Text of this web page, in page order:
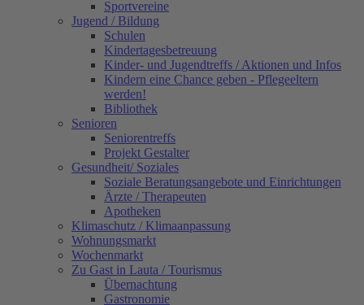
Sportvereine
Jugend / Bildung
Schulen
Kindertagesbetreuung
Kinder- und Jugendtreffs / Aktionen und Infos
Kindern eine Chance geben - Pflegeeltern
werden!
Bibliothek
Senioren
Seniorentreffs
Projekt Gestalter
Gesundheit/ Soziales
Soziale Beratungsangebote und Einrichtungen
Ärzte / Therapeuten
Apotheken
Klimaschutz / Klimaanpassung
Wohnungsmarkt
Wochenmarkt
Zu Gast in Lauta / Tourismus
Übernachtung
Gastronomie